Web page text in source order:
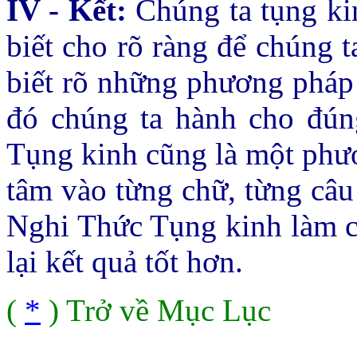
IV - Kết: Chúng ta tụng
biết cho rõ ràng để chúng
biết rõ những phương
đó chúng ta hành cho
Tụng kinh cũng là một
tâm vào từng chữ, từng
Nghi Thức Tụng kinh làm
lại kết quả tốt hơn.
( * ) Trở về Mục Lục